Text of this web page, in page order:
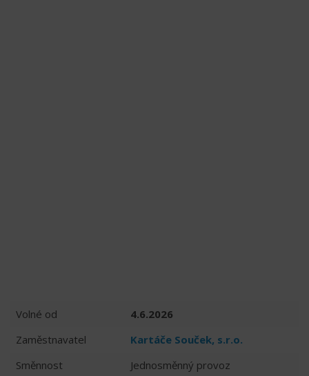
Volné od
4.6.2026
Zaměstnavatel
Kartáče Souček, s.r.o.
Směnnost
Jednosměnný provoz